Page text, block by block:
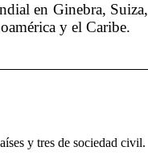
en Ginebra,
y el Caribe.
y tres de sociedad civil.